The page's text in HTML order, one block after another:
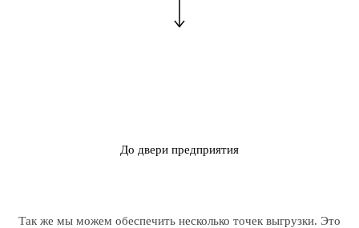
До двери предприятия
Так же мы можем обеспечить несколько точек выгрузки. Это